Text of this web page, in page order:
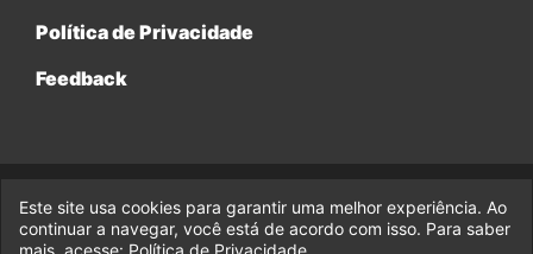
Política de Privacidade
Feedback
© 2017-2026 Legado da Marvel, uma empresa da Legado
Enterprises.
Este site usa cookies para garantir uma melhor experiência. Ao
continuar a navegar, você está de acordo com isso. Para saber
mais, acesse: Política de Privacidade